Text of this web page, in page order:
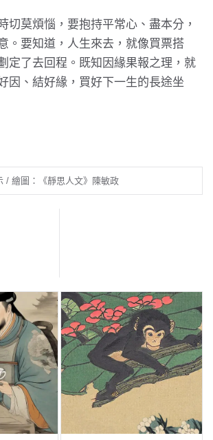
切莫煩惱，要抱持平常心、盡本分，
。要知道，人生來去，就像買票搭
定了去回程。既知因緣果報之理，就
因、結好緣，買好下一生的長途坐
/ 繪圖：《靜思人文》陳敏政